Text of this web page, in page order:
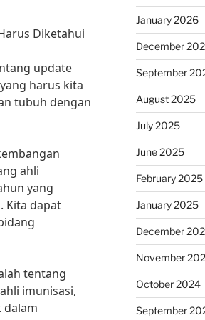
Diketahui
update
harus kita
tubuh dengan
ahli
yang
Kita dapat
tentang
imunisasi,
dalam
January 2026
December
September
August 2025
July 2025
June 2025
February 2025
January 2025
December
November
October 2024
September